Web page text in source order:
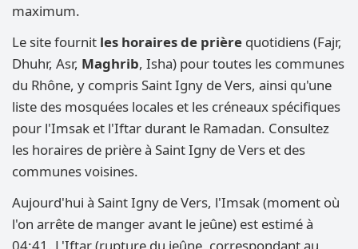
maximum.
Le site fournit les horaires de prière quotidiens (Fajr,
Dhuhr, Asr, Maghrib, Isha) pour toutes les communes
du Rhône, y compris Saint Igny de Vers, ainsi qu'une
liste des mosquées locales et les créneaux spécifiques
pour l'Imsak et l'Iftar durant le Ramadan. Consultez
les horaires de prière à Saint Igny de Vers et des
communes voisines.
Aujourd'hui à Saint Igny de Vers, l'Imsak (moment où
l'on arrête de manger avant le jeûne) est estimé à